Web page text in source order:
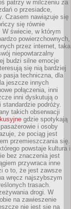
patrzy w milczeniu za
o przesiadce,
Czasem nawiązuje się
się równie
W świecie, w którym
powierzchownych,
przez internet, taka
niepowtarzalny
budzi silne emocje
się nią bardziej
pasja techniczna, dla
jeszcze innych
połączenia, inni
inni dyskutują o
podróży.
takich obserwacji
gdzie spotykają
i osoby
że pociąg jest
przemieszczania się.
powstaje kultura i
bez znaczenia jest
przywraca inne
o to, że jest zawsze
wręcz najszybszym
trasach.
drogi. W
na zawieszenie
nie jest się na